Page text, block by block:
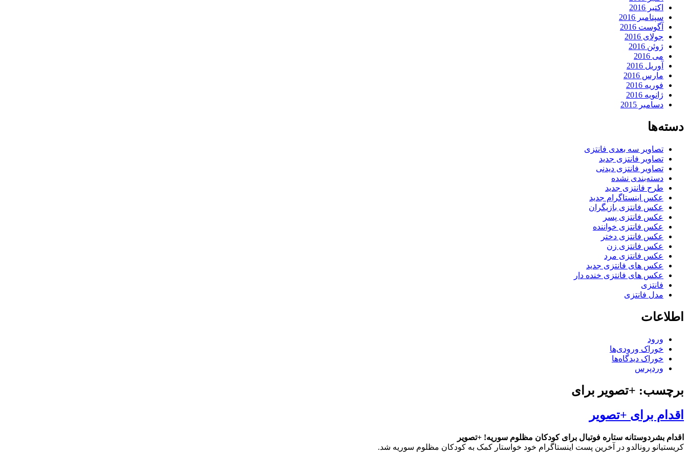
اکتبر 2016
سپتامبر 2016
آگوست 2016
جولای 2016
ژوئن 2016
می 2016
آوریل 2016
مارس 2016
فوریه 2016
ژانویه 2016
دسامبر 2015
دسته‌ها
تصاویر سه بعدی فانتزی
تصاویر فانتزی جدید
تصاویر فانتزی دیدنی
دسته‌بندی نشده
طرح فانتزی جدید
عکس اینستاگرام جدید
عکس فانتزی بازیگران
عکس فانتزی پسر
عکس فانتزی خواننده
عکس فانتزی دختر
عکس فانتزی زن
عکس فانتزی مرد
عکس های فانتزی جدید
عکس های فانتزی خنده دار
فانتزی
مدل فانتزی
اطلاعات
ورود
خوراک ورودی‌ها
خوراک دیدگاه‌ها
وردپرس
برچسب: +تصویر برای
اقدام برای +تصویر
اقدام بشردوستانه ستاره فوتبال برای کودکان مظلوم سوریه! +تصویر
کریستیانو رونالدو در آخرین پست اینستاگرام خود خواستار کمک به کودکان مظلوم سوریه شد.